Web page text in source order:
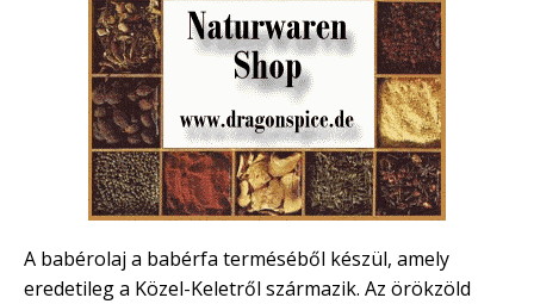
A babérolaj a babérfa terméséből készül, amely
eredetileg a Közel-Keletről származik. Az örökzöld